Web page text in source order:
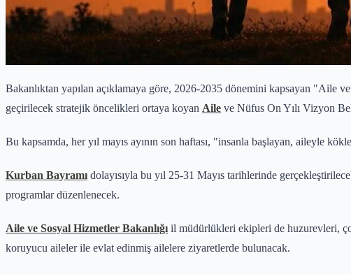
Bakanlıktan yapılan açıklamaya göre, 2026-2035 dönemini kapsayan "Aile ve
geçirilecek stratejik öncelikleri ortaya koyan Aile ve Nüfus On Yılı Vizyon
Bu kapsamda, her yıl mayıs ayının son haftası, "insanla başlayan, aileyle
Kurban Bayramı dolayısıyla bu yıl 25-31 Mayıs tarihlerinde
programlar düzenlenecek.
Aile ve Sosyal Hizmetler Bakanlığı il müdürlükleri ekipleri de huzurevleri,
koruyucu aileler ile evlat edinmiş ailelere ziyaretlerde bulunacak.